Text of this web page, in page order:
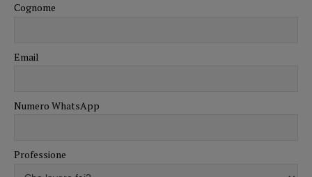
Cognome
Email
Numero WhatsApp
Professione